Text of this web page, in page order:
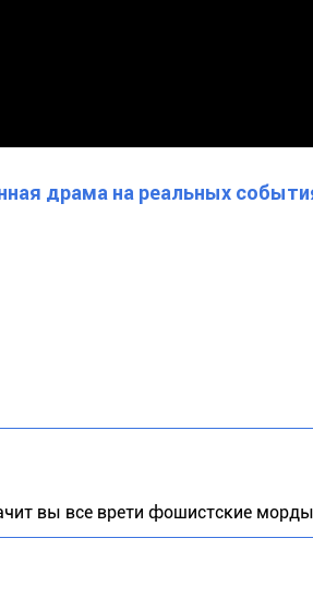
драма на реальных
вы все врети фошистские